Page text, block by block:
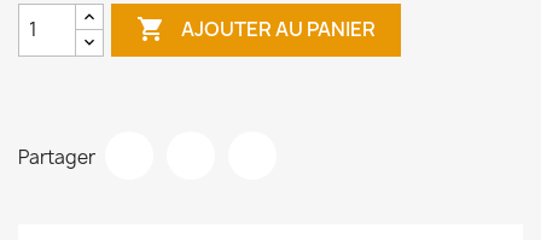
 AJOUTER AU PANIER
Partager